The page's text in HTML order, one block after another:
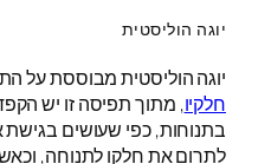
יוגה הוליסטית
יוגה הוליסטית מבוססת על
חלקיו, מתוך תפיסה זו יש
בתנוחות, כפי שעושים
לתרום את חלקו לתנוחה,